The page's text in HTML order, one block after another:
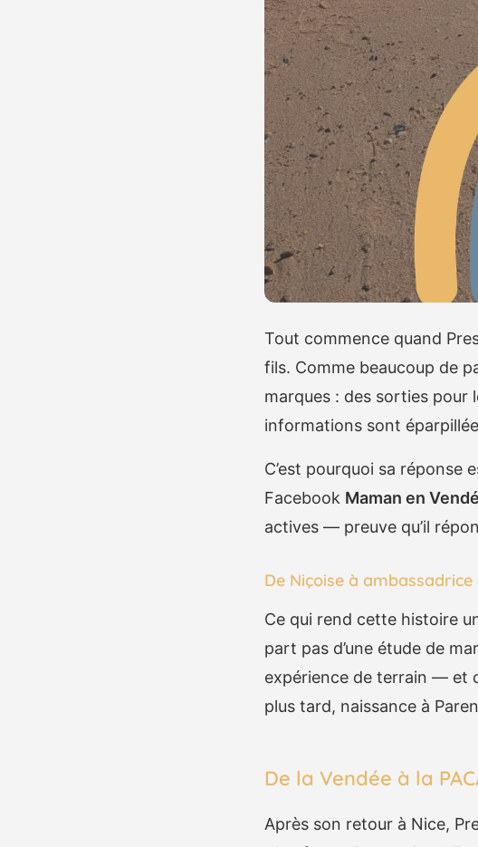
Tout commence quand
fils. Comme beaucoup de
marques : des sorties pour
informations sont
C’est pourquoi sa réponse
Facebook Maman en
actives — preuve qu’il
De Niçoise à
Ce qui rend cette histoire
part pas d’une étude de
expérience de terrain — et
plus tard, naissance à
De la Vendée à la
Après son retour à Nice,